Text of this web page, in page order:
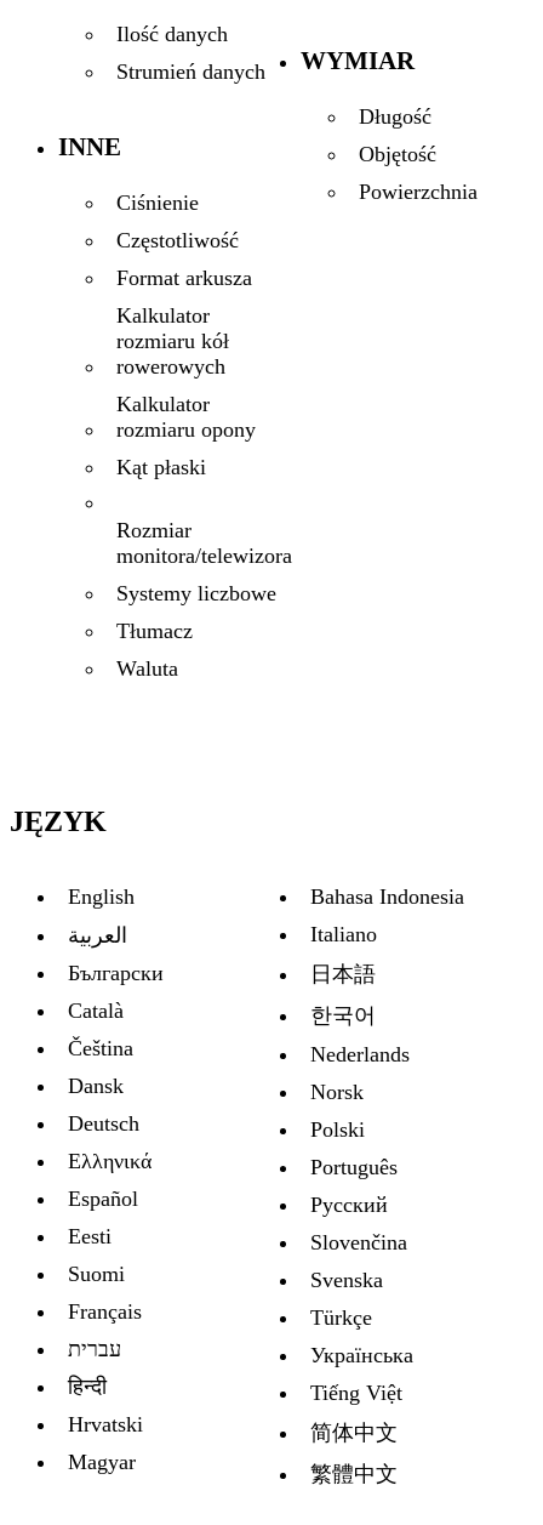
Ilość danych
Strumień danych
INNE
Ciśnienie
Częstotliwość
Format arkusza
Kalkulator
rozmiaru kół
rowerowych
Kalkulator
rozmiaru opony
Kąt płaski
Rozmiar
monitora/telewizora
Systemy liczbowe
Tłumacz
Waluta
WYMIAR
Długość
Objętość
Powierzchnia
JĘZYK
English
العربية
Български
Català
Čeština
Dansk
Deutsch
Ελληνικά
Español
Eesti
Suomi
Français
עברית
हिन्दी
Hrvatski
Magyar
Bahasa Indonesia
Italiano
日本語
한국어
Nederlands
Norsk
Polski
Português
Русский
Slovenčina
Svenska
Türkçe
Украïнська
Tiếng Việt
简体中文
繁體中文